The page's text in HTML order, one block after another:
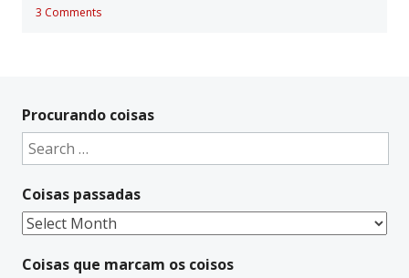
3 Comments
Procurando coisas
Search
for:
Coisas passadas
Coisas
Coisas que marcam os coisos